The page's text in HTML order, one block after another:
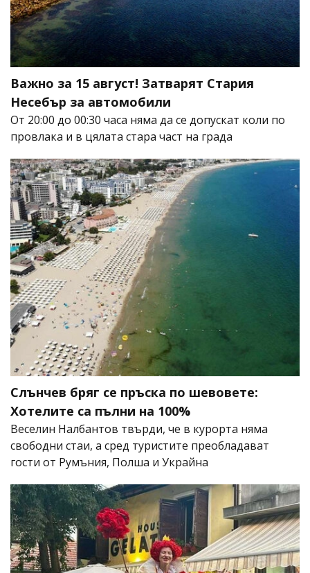
Важно за 15 август! Затварят Стария
Несебър за автомобили
От 20:00 до 00:30 часа няма да се допускат коли по
провлака и в цялата стара част на града
Слънчев бряг се пръска по шевовете:
Хотелите са пълни на 100%
Веселин Налбантов твърди, че в курорта няма
свободни стаи, а сред туристите преобладават
гости от Румъния, Полша и Украйна